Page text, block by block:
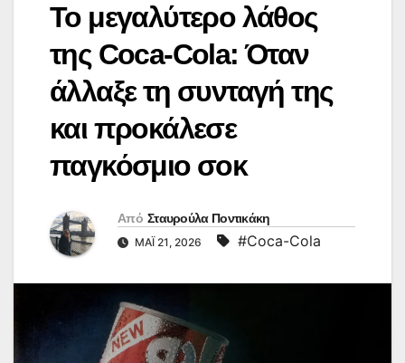
Το μεγαλύτερο λάθος
της Coca-Cola: Όταν
άλλαξε τη συνταγή της
και προκάλεσε
παγκόσμιο σοκ
Από Σταυρούλα Ποντικάκη
ΜΆΙ 21, 2026 #Coca-Cola